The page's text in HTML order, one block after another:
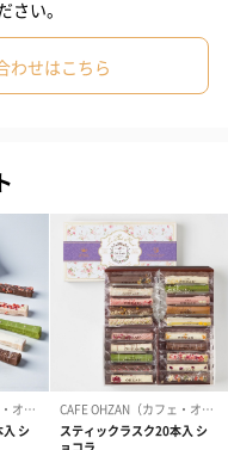
まったラスクです。
リーミルクチョコ、フラ
地をサクサクに焼き上げ
#甥
性 #取引先女性
女性 #同僚男性
#20代後半 #30代
#80代 #90代
い。
わせはこちら